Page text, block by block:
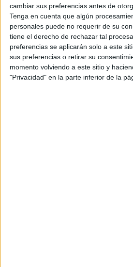
cambiar sus preferencias antes de
Tenga en cuenta que algún
personales puede no requerir de su
tiene el derecho de rechazar tal
preferencias se aplicarán solo a este
sus preferencias o retirar su
momento volviendo a este sitio y
"Privacidad" en la parte inferior de la
Accedé a los beneficios
Contenidos exclusivos
Sorteos
Descuentos en
Participación en los
Editorial Perfil.